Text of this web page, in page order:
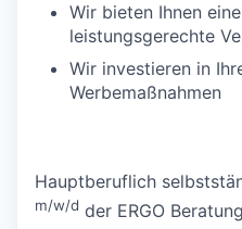
Wir bieten Ihnen
leistungsgerechte
Wir investieren in
Werbemaßnahmen
Hauptberuflich
m/w/d der ERGO